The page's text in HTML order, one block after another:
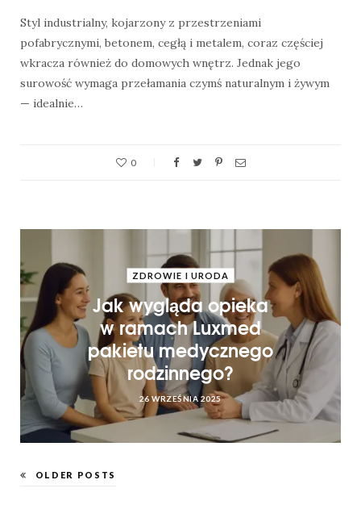
Styl industrialny, kojarzony z przestrzeniami
pofabrycznymi, betonem, cegłą i metalem, coraz częściej
wkracza również do domowych wnętrz. Jednak jego
surowość wymaga przełamania czymś naturalnym i żywym
— idealnie…
0
ZDROWIE I URODA
Jak wygląda opieka
w ramach Luxmed
pakietu medycznego
rodzinnego?
26 WRZEŚNIA 2025
OLDER POSTS